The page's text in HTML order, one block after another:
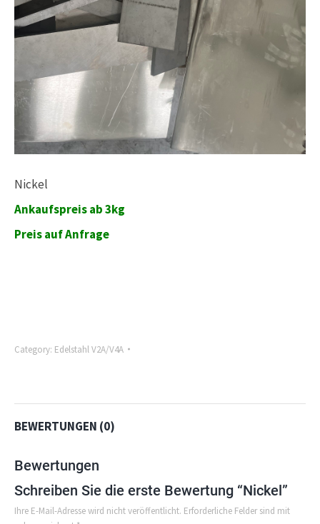
Nickel
Ankaufspreis ab 3kg
Preis auf Anfrage
Category: Edelstahl V2A/V4A
BEWERTUNGEN (0)
Bewertungen
Schreiben Sie die erste Bewertung “Nickel”
Ihre E-Mail-Adresse wird nicht veröffentlicht. Erforderliche Felder sind mit